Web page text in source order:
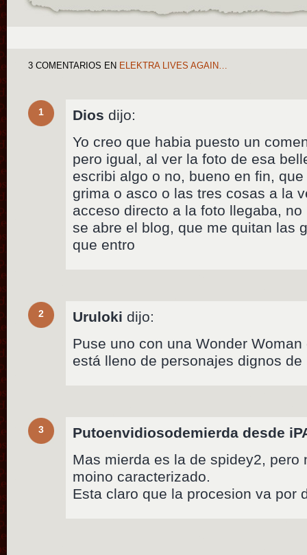
3 COMENTARIOS EN ELEKTRA LIVES AGAIN…
1 Dios dijo:
Yo creo que habia puesto un
pero igual, al ver la foto de esa
escribi algo o no, bueno en fin,
grima o asco o las tres cosas a la
acceso directo a la foto llegaba,
se abre el blog, que me quitan las
que entro
2 Uruloki dijo:
Puse uno con una Wonder
está lleno de personajes dignos de
3
Putoenvidiosodemierda desde
Mas mierda es la de spidey2, pero
moino caracterizado.
Esta claro que la procesion va por